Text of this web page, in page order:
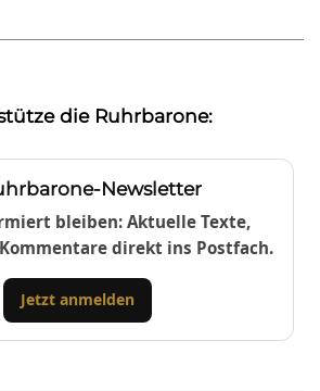
die Ruhrbarone:
Newsletter
bleiben: Aktuelle Texte,
direkt ins Postfach.
Jetzt anmelden